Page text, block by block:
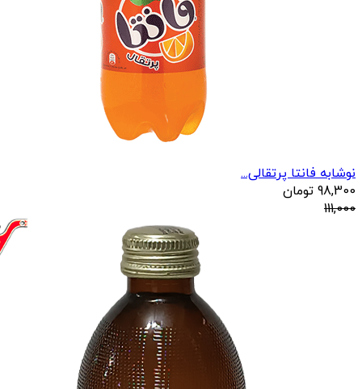
نوشابه فانتا پرتقالی...
98,300 تومان
111,000